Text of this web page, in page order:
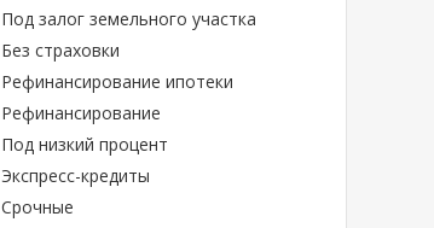
Под залог земельного участка
Без страховки
Рефинансирование ипотеки
Рефинансирование
Под низкий процент
Экспресс-кредиты
Срочные